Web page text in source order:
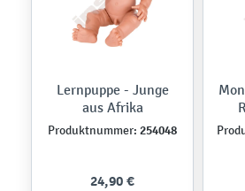
Lernpuppe - Junge
aus Afrika
Produktnummer: 254048
24,90 €